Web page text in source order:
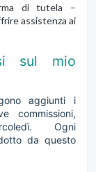
di tutela –
assistenza ai
sul mio
aggiunti i
commissioni,
Ogni
da questo